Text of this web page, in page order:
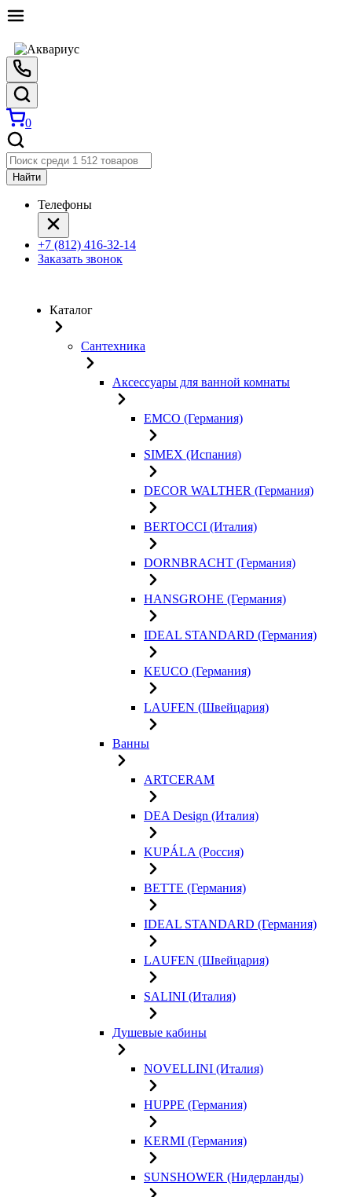
0
Найти
Телефоны
+7 (812) 416-32-14
Заказать звонок
Каталог
Сантехника
Аксессуары для ванной комнаты
EMCO (Германия)
SIMEX (Испания)
DECOR WALTHER (Германия)
BERTOCCI (Италия)
DORNBRACHT (Германия)
HANSGROHE (Германия)
IDEAL STANDARD (Германия)
KEUCO (Германия)
LAUFEN (Швейцария)
Ванны
ARTCERAM
DEA Design (Италия)
KUPÁLA (Россия)
BETTE (Германия)
IDEAL STANDARD (Германия)
LAUFEN (Швейцария)
SALINI (Италия)
Душевые кабины
NOVELLINI (Италия)
HUPPE (Германия)
KERMI (Германия)
SUNSHOWER (Нидерланды)